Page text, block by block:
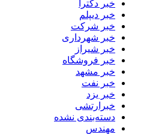
خبر دکترا
خبر دیپلم
خبر شرکت
خبر شهرداری
خبر شیراز
خبر فروشگاه
خبر مشهد
خبر نفت
خبر یزد
خبرارتشی
دسته‌بندی نشده
مهندس